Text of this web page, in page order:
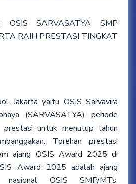
OSIS SARVASATYA SMP
RAIH PRESTASI TINGKAT
Jakarta yaitu OSIS Sarvavira
(SARVASATYA) periode
untuk menutup tahun
Torehan prestasi
ajang OSIS Award 2025 di
Award 2025 adalah ajang
OSIS SMP/MTs,